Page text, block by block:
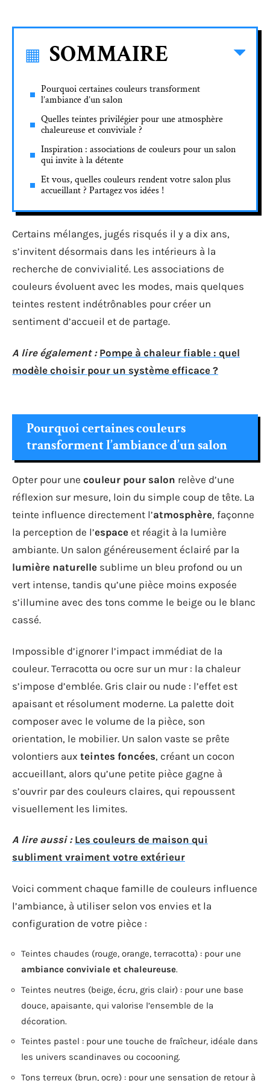
SOMMAIRE
Pourquoi certaines couleurs transforment
l’ambiance d’un salon
Quelles teintes privilégier pour une atmosphère
chaleureuse et conviviale ?
Inspiration : associations de couleurs pour un salon
qui invite à la détente
Et vous, quelles couleurs rendent votre salon plus
accueillant ? Partagez vos idées !
Certains mélanges, jugés risqués il y a dix ans,
s’invitent désormais dans les intérieurs à la
recherche de convivialité. Les associations de
couleurs évoluent avec les modes, mais quelques
teintes restent indétrônables pour créer un
sentiment d’accueil et de partage.
A lire également : Pompe à chaleur fiable : quel
modèle choisir pour un système efficace ?
Pourquoi certaines couleurs
transforment l’ambiance d’un salon
Opter pour une couleur pour salon relève d’une
réflexion sur mesure, loin du simple coup de tête. La
teinte influence directement l’atmosphère, façonne
la perception de l’espace et réagit à la lumière
ambiante. Un salon généreusement éclairé par la
lumière naturelle sublime un bleu profond ou un
vert intense, tandis qu’une pièce moins exposée
s’illumine avec des tons comme le beige ou le blanc
cassé.
Impossible d’ignorer l’impact immédiat de la
couleur. Terracotta ou ocre sur un mur : la chaleur
s’impose d’emblée. Gris clair ou nude : l’effet est
apaisant et résolument moderne. La palette doit
composer avec le volume de la pièce, son
orientation, le mobilier. Un salon vaste se prête
volontiers aux teintes foncées, créant un cocon
accueillant, alors qu’une petite pièce gagne à
s’ouvrir par des couleurs claires, qui repoussent
visuellement les limites.
A lire aussi : Les couleurs de maison qui
subliment vraiment votre extérieur
Voici comment chaque famille de couleurs influence
l’ambiance, à utiliser selon vos envies et la
configuration de votre pièce :
Teintes chaudes (rouge, orange, terracotta) : pour une
ambiance conviviale et chaleureuse.
Teintes neutres (beige, écru, gris clair) : pour une base
douce, apaisante, qui valorise l’ensemble de la
décoration.
Teintes pastel : pour une touche de fraîcheur, idéale dans
les univers scandinaves ou cocooning.
Tons terreux (brun, ocre) : pour une sensation de retour à